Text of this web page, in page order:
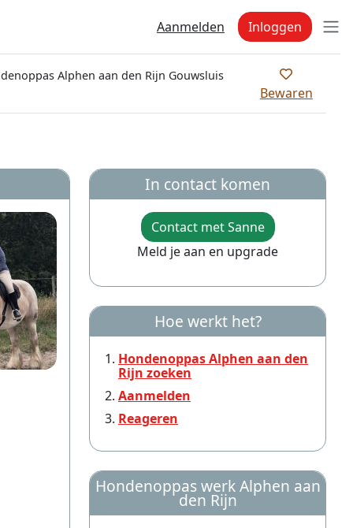
Aanmelden Inloggen
Alphen aan den Rijn Gouwsluis
Bewaren
In contact komen
Contact met Sanne
Meld je aan en upgrade
Hoe werkt het?
Hondenoppas Alphen aan den
Rijn zoeken
Aanmelden
Reageren
Hondenoppas werk Alphen aan
den Rijn